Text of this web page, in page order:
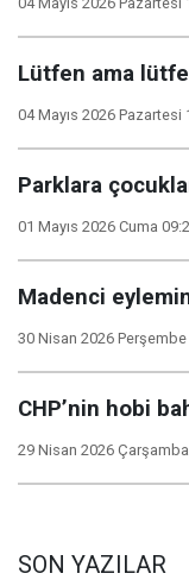
Lütfen ama
04 Mayıs 2026 Pazartesi
Parklara
01 Mayıs 2026 Cuma
Madenci
30 Nisan 2026
CHP’nin hobi
29 Nisan 2026
SON YAZILAR